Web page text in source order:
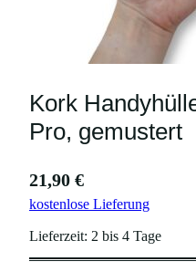
Kork
Pro, gemustert
21,90 €
kostenlose Lieferung
Lieferzeit: 2 bis 4 Tage